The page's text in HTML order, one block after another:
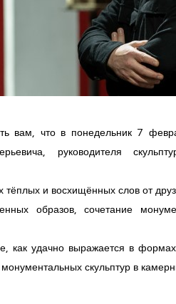
вам, что в понедельник 7
руководителя
тёплых и восхищённых слов от
образов, сочетание
как удачно выражается в
скульптур в